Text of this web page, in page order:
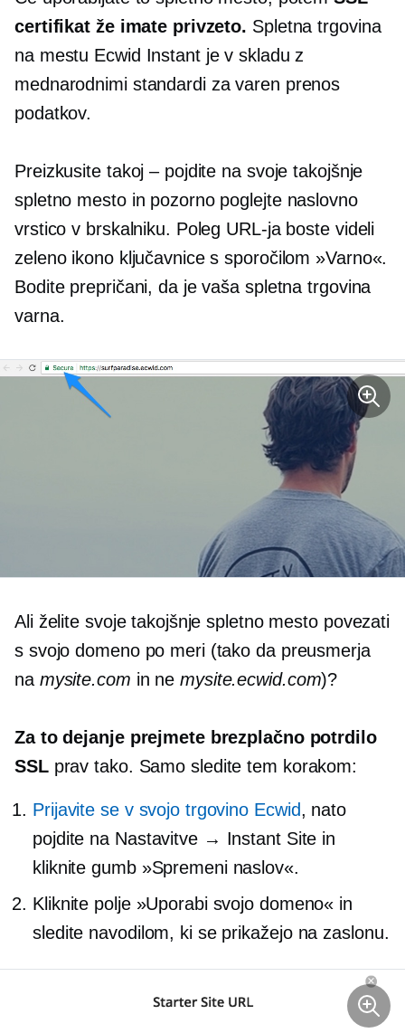
certifikat že imate privzeto. Spletna trgovina
na mestu Ecwid Instant je v skladu z
mednarodnimi standardi za varen prenos
podatkov.
Preizkusite takoj – pojdite na svoje takojšnje
spletno mesto in pozorno poglejte naslovno
vrstico v brskalniku. Poleg URL-ja boste videli
zeleno ikono ključavnice s sporočilom »Varno«.
Bodite prepričani, da je vaša spletna trgovina
varna.
Ali želite svoje takojšnje spletno mesto povezati
s svojo domeno po meri (tako da preusmerja
na mysite.com in nemysite.ecwid.com)?
Za to dejanje prejmete brezplačno potrdilo
SSLprav tako. Samo sledite tem korakom:
Prijavite se v svojo trgovino Ecwid, nato
pojdite na Nastavitve → Instant Site in
kliknite gumb »Spremeni naslov«.
Kliknite polje »Uporabi svojo domeno« in
sledite navodilom, ki se prikažejo na zaslonu.